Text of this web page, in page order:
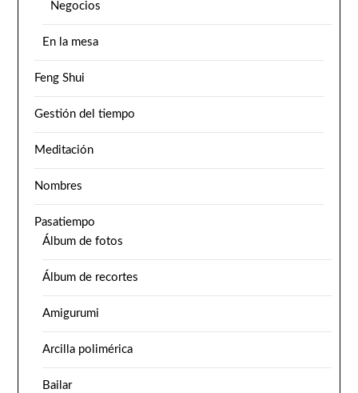
Negocios
En la mesa
Feng Shui
Gestión del tiempo
Meditación
Nombres
Pasatiempo
Álbum de fotos
Álbum de recortes
Amigurumi
Arcilla polimérica
Bailar